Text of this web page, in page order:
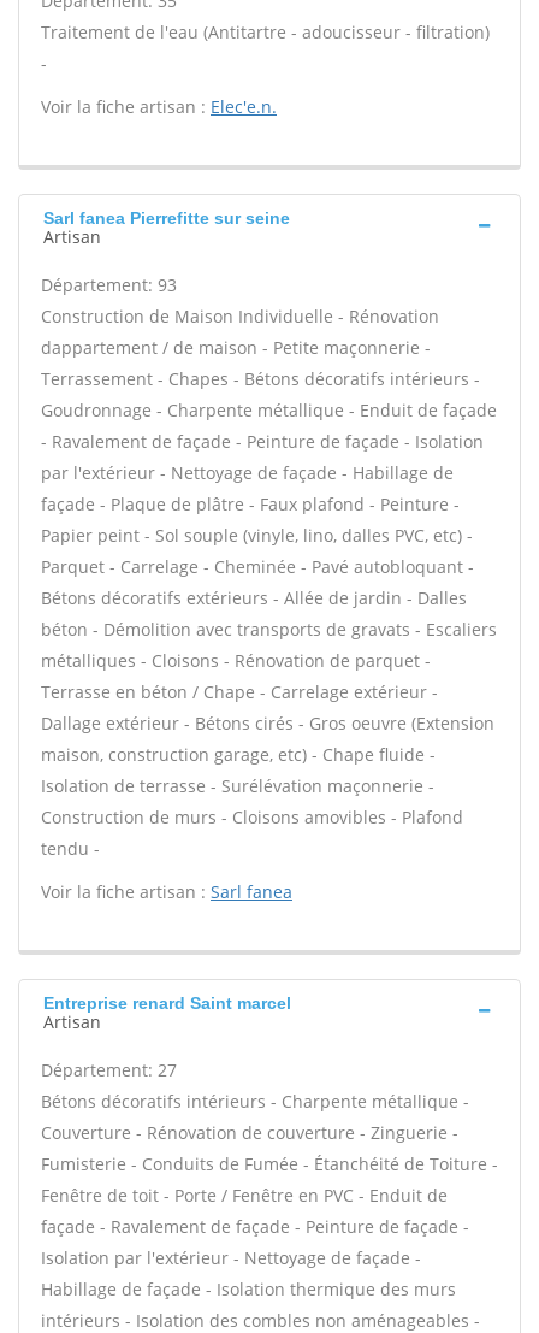
Traitement de l'eau (Antitartre - adoucisseur - filtration)
-
Voir la fiche artisan : Elec'e.n.
Sarl fanea Pierrefitte sur seine
Artisan
Département: 93
Construction de Maison Individuelle - Rénovation
dappartement / de maison - Petite maçonnerie -
Terrassement - Chapes - Bétons décoratifs intérieurs -
Goudronnage - Charpente métallique - Enduit de façade
- Ravalement de façade - Peinture de façade - Isolation
par l'extérieur - Nettoyage de façade - Habillage de
façade - Plaque de plâtre - Faux plafond - Peinture -
Papier peint - Sol souple (vinyle, lino, dalles PVC, etc) -
Parquet - Carrelage - Cheminée - Pavé autobloquant -
Bétons décoratifs extérieurs - Allée de jardin - Dalles
béton - Démolition avec transports de gravats - Escaliers
métalliques - Cloisons - Rénovation de parquet -
Terrasse en béton / Chape - Carrelage extérieur -
Dallage extérieur - Bétons cirés - Gros oeuvre (Extension
maison, construction garage, etc) - Chape fluide -
Isolation de terrasse - Surélévation maçonnerie -
Construction de murs - Cloisons amovibles - Plafond
tendu -
Voir la fiche artisan : Sarl fanea
Entreprise renard Saint marcel
Artisan
Département: 27
Bétons décoratifs intérieurs - Charpente métallique -
Couverture - Rénovation de couverture - Zinguerie -
Fumisterie - Conduits de Fumée - Étanchéité de Toiture -
Fenêtre de toit - Porte / Fenêtre en PVC - Enduit de
façade - Ravalement de façade - Peinture de façade -
Isolation par l'extérieur - Nettoyage de façade -
Habillage de façade - Isolation thermique des murs
intérieurs - Isolation des combles non aménageables -